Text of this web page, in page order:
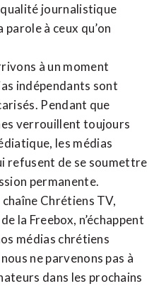
qualité journalistique
à ceux qu’on
à un moment
indépendants sont
Pendant que
verrouillent toujours
les médias
refusent de se soumettre
permanente.
Chrétiens TV,
la Freebox, n’échappent
médias chrétiens
ne parvenons pas à
dans les prochains